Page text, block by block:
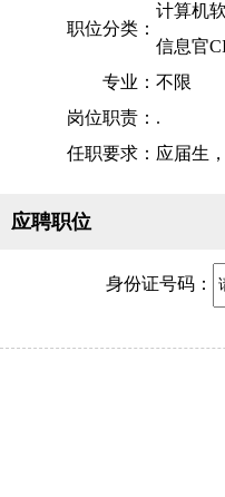
职位分类：
计算机
信息官
专业： 不限
岗位职责： .
任职要求： 应届生
应聘职位
身份证号码：